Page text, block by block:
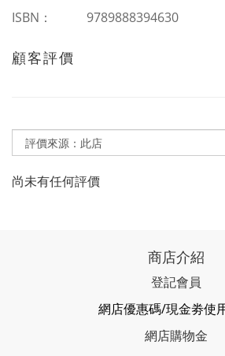
ISBN： 9789888394630
顧客評價
尚未有任何評價
商店介紹
登記會員
網店優惠碼/現金劵使
網店購物金